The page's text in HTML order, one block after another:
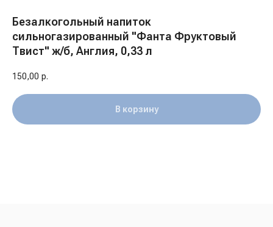
Безалкогольный напиток
сильногазированный "Фанта Фруктовый
Твист" ж/б, Англия, 0,33 л
150,00 р.
В корзину